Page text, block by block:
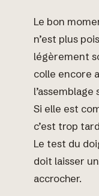
Le bon
n’est plus
légèrement
colle encore
Si elle est
c’est trop
Le test du
doit laisser
accrocher.